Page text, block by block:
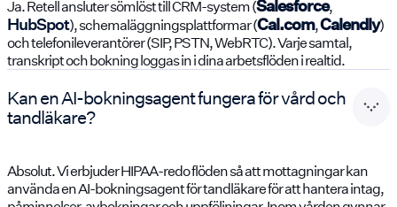
Ja. Retell ansluter sömlöst till CRM-system (Salesforce,
HubSpot), schemaläggningsplattformar (Cal.com,Calendly)
och telefonileverantörer (SIP, PSTN, WebRTC). Varje samtal,
transkript och bokning loggas in i dina arbetsflöden i realtid.
Kan en AI-bokningsagent fungera för vård och
tandläkare?
Absolut. Vi erbjuder HIPAA-redo flöden så att mottagningar kan
använda en AI-bokningsagent för tandläkare för att hantera intag,